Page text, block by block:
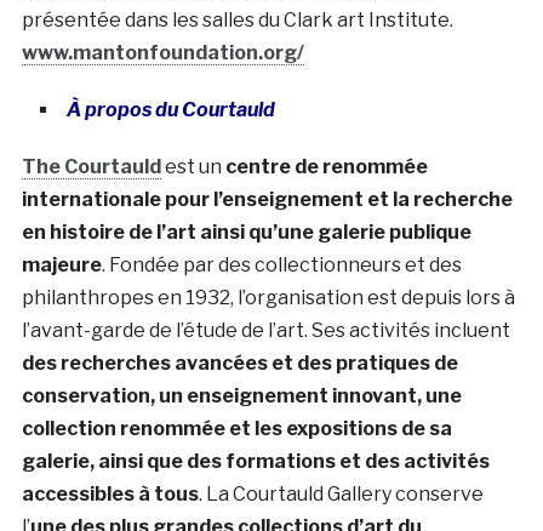
présentée dans les salles du Clark art Institute.
www.mantonfoundation.org/
À propos du Courtauld
The Courtauldest un centre de renommée
internationale pour l’enseignement et la recherche
en histoire de l’art ainsi qu’une galerie publique
majeure. Fondée par des collectionneurs et des
philanthropes en 1932, l’organisation est depuis lors à
l’avant-garde de l’étude de l’art. Ses activités incluent
des recherches avancées et des pratiques de
conservation, un enseignement innovant, une
collection renommée et les expositions de sa
galerie, ainsi que des formations et des activités
accessibles à tous. La Courtauld Gallery conserve
l’une des plus grandes collections d’art du